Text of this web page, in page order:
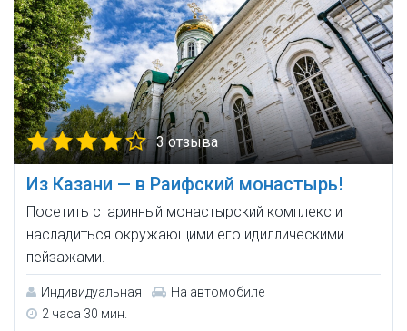
3 отзыва
Из Казани — в Раифский монастырь!
Посетить старинный монастырский комплекс и
насладиться окружающими его идиллическими
пейзажами.
Индивидуальная
На автомобиле
2 часа 30 мин.